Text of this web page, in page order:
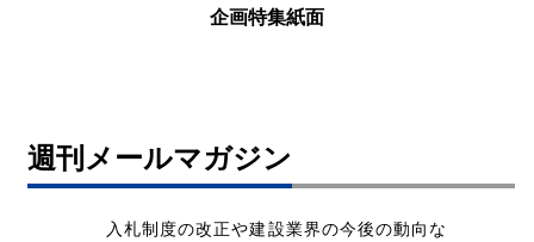
企画特集紙面
週刊メールマガジン
入札制度の改正や建設業界の今後の動向な